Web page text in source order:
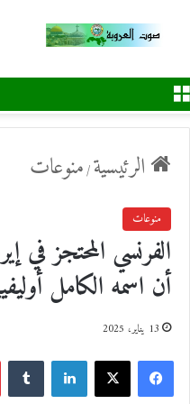
الرئيسية/منوعات
منوعات
أن اسمه الكامل
13 يناير، 2025